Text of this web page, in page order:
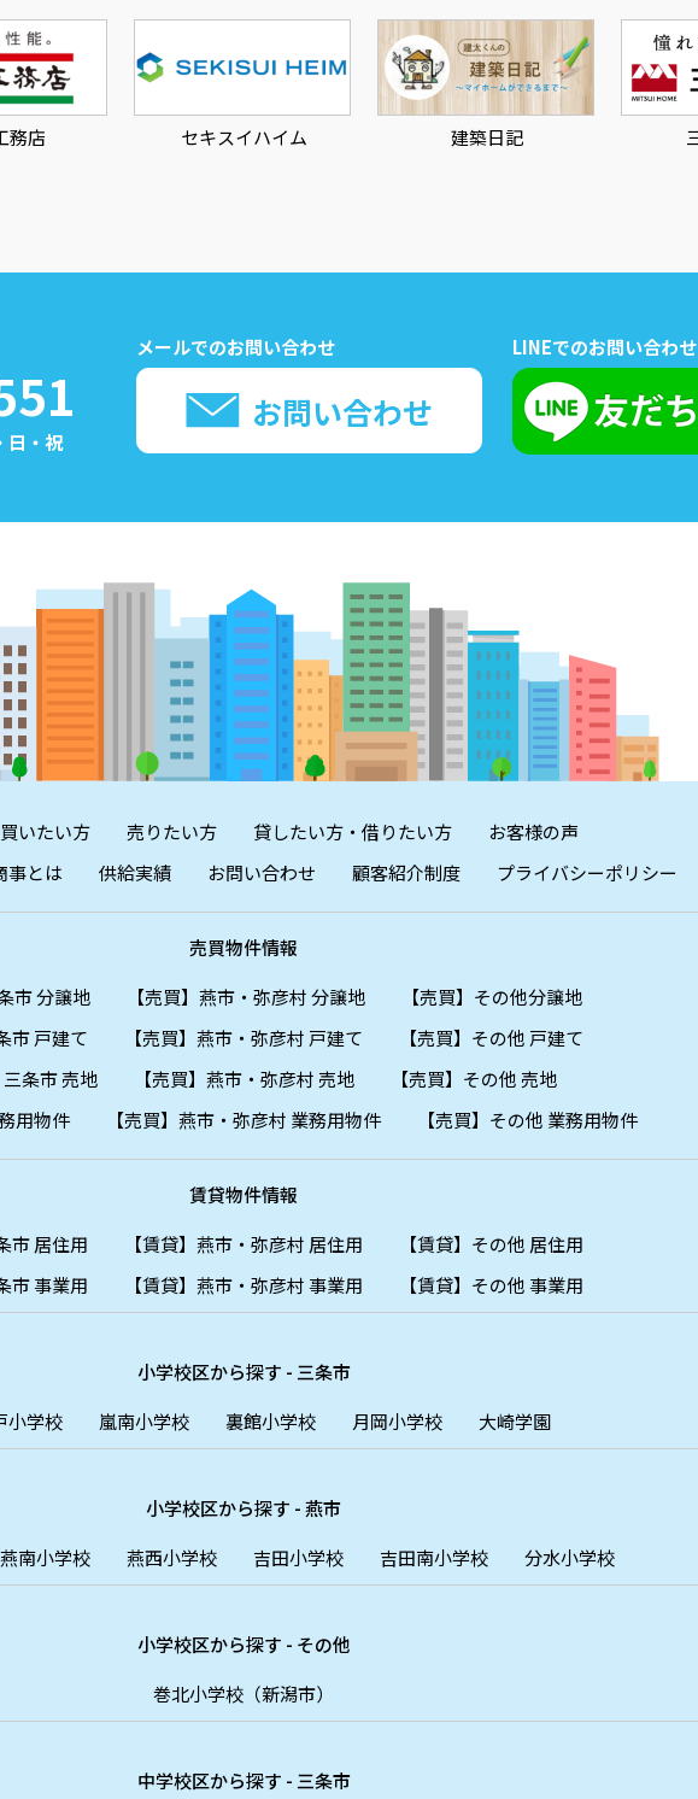
セキスイハイム
日・祝
メールでのお問い合わせ
お問い合わせ
LINEでのお問い合わせ
買いたい方 売りたい方 貸したい方・借りたい方
お客様の声
事とは 供給実績 お問い合わせ 顧客紹介制度 プライバシーポリシー
売買物件情報
市 分譲地
【売買】燕市・弥彦村 分譲地
【売買】その他分譲地
市 戸建て
【売買】燕市・弥彦村 戸建て
【売買】その他 戸建て
三条市 売地
【売買】燕市・弥彦村 売地
【売買】その他 売地
用物件
【売買】燕市・弥彦村 業務用物件 【売買】その他 業務用物件
賃貸物件情報
市 居住用
【賃貸】燕市・弥彦村 居住用
【賃貸】その他 居住用
市 事業用
【賃貸】燕市・弥彦村 事業用 【賃貸】その他 事業用
小学校区から探す - 三条市
小学校
嵐南小学校 裏館小学校 月岡小学校 大崎学園
小学校区から探す - 燕市
燕南小学校 燕西小学校 吉田小学校 吉田南小学校 分水小学校
小学校区から探す - その他
巻北小学校（新潟市）
中学校区から探す - 三条市